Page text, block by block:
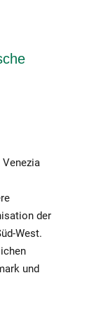
der
West.
und